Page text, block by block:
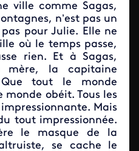
ville comme Sagas,
n’est pas un
pour Julie. Elle ne
où le temps passe,
rien. Et à Sagas,
la capitaine
Que tout le monde
obéit. Tous les
Mais
tout impressionnée.
le masque de la
se cache le